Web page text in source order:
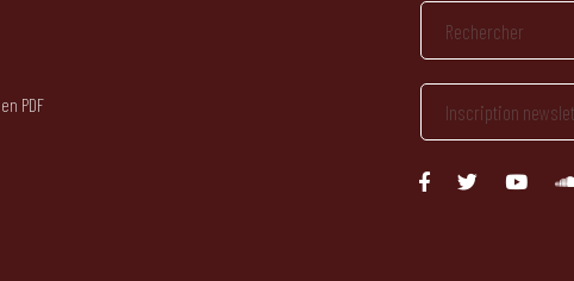
PDF